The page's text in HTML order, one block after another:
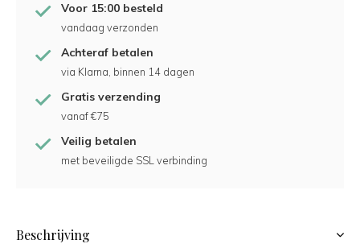
Voor 15:00 besteld
vandaag verzonden
Achteraf betalen
via Klarna, binnen 14 dagen
Gratis verzending
vanaf €75
Veilig betalen
met beveiligde SSL verbinding
Beschrijving